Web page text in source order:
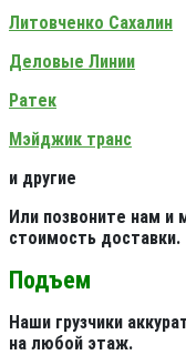
Литовченко Сахалин
Деловые Линии
Ратек
Мэйджик транс
и другие
Или позвоните нам и
стоимость доставки.
Подъем
Наши грузчики
на любой этаж.